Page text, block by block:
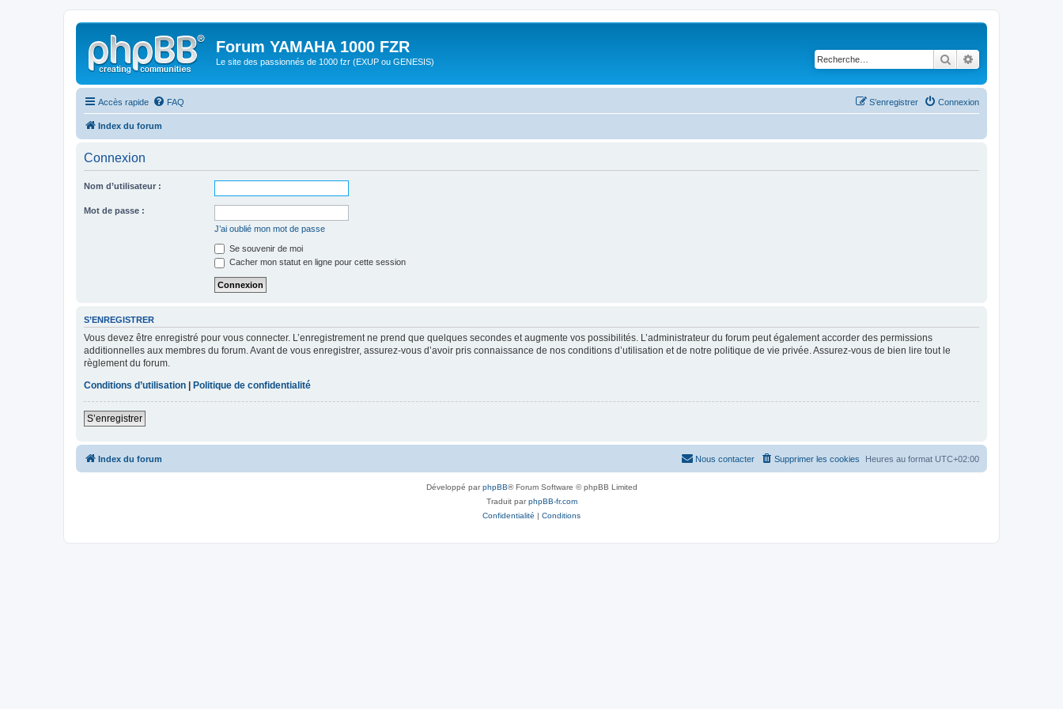
Forum YAMAHA 1000 FZR
Le site des passionnés de 1000 fzr (EXUP ou GENESIS) Rechercher
Accès rapide FAQ Connexion
S’enregistrer
Index du forum
Connexion
Nom d’utilisateur :
Mot de passe :
J’ai oublié mon mot de passe
Se souvenir de moi
Cacher mon statut en ligne pour cette session
S’ENREGISTRER
Vous devez être enregistré pour vous connecter. L’enregistrement ne prend que quelques secondes et augmente vos possibilités. L’administrateur du forum peut également accorder des permissions
additionnelles aux membres du forum. Avant de vous enregistrer, assurez-vous d’avoir pris connaissance de nos conditions d’utilisation et de notre politique de vie privée. Assurez-vous de bien lire tout le
règlement du forum.
Conditions d’utilisation
Politique de confidentialité
S’enregistrer
Index du forum Heures au format UTC+02:00
Supprimer les cookies
Nous contacter
Développé parphpBB® Forum Software © phpBB Limited
Traduit parphpBB-fr.com
Confidentialité | Conditions